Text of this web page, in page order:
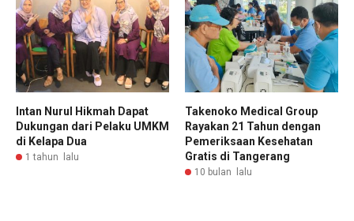
Intan Nurul Hikmah Dapat
Dukungan dari Pelaku UMKM
di Kelapa Dua
1 tahun lalu
Takenoko Medical Group
Rayakan 21 Tahun dengan
Pemeriksaan Kesehatan
Gratis di Tangerang
10 bulan lalu